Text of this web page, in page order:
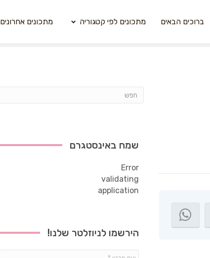
ברוכים הבאים מתכונים לפי קטגוריה מתכונים אחרונים
שמח באינסטגרם
Error
validating
application
הירשמו לניוזלטר שלנו!